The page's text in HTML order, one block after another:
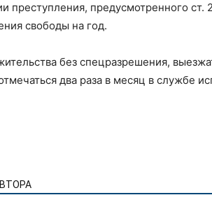
предусмотренного ст.
свободы на год.
без спецразрешения,
два раза в месяц в службе